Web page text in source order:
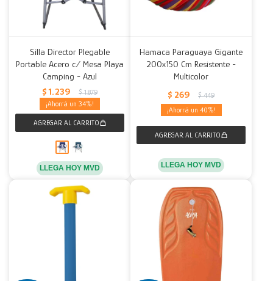
Silla Director Plegable
Portable Acero c/ Mesa Playa
Camping - Azul
$ 1.239 $ 1.879
34
LLEGA HOY MVD
Hamaca Paraguaya Gigante
200x150 Cm Resistente -
Multicolor
$ 269 $ 449
40
LLEGA HOY MVD